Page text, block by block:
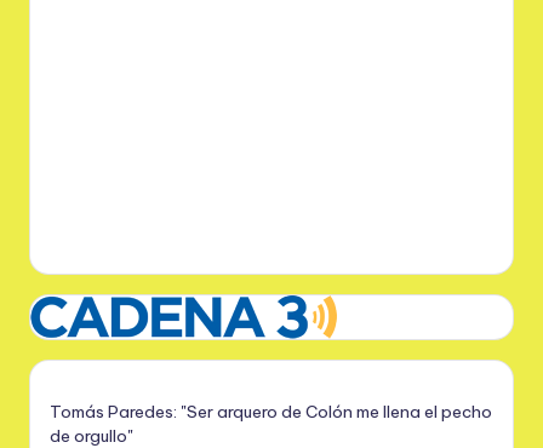
Tomás Paredes: "Ser arquero de Colón me llena el pecho
de orgullo"